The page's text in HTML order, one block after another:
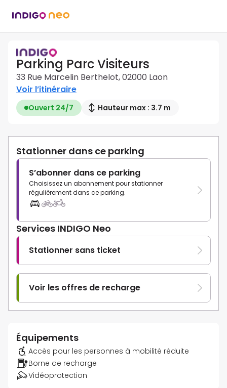
Parking Parc Visiteurs
33 Rue Marcelin Berthelot, 02000 Laon
Voir l’itinéraire
Ouvert 24/7 Hauteur max : 3.7 m
Stationner dans ce parking
S’abonner dans ce parking
Choisissez un abonnement pour stationner
régulièrement dans ce parking.
Services INDIGO Neo
Stationner sans ticket
Voir les offres de recharge
Équipements
Accès pour les personnes à mobilité réduite
Borne de recharge
Vidéoprotection